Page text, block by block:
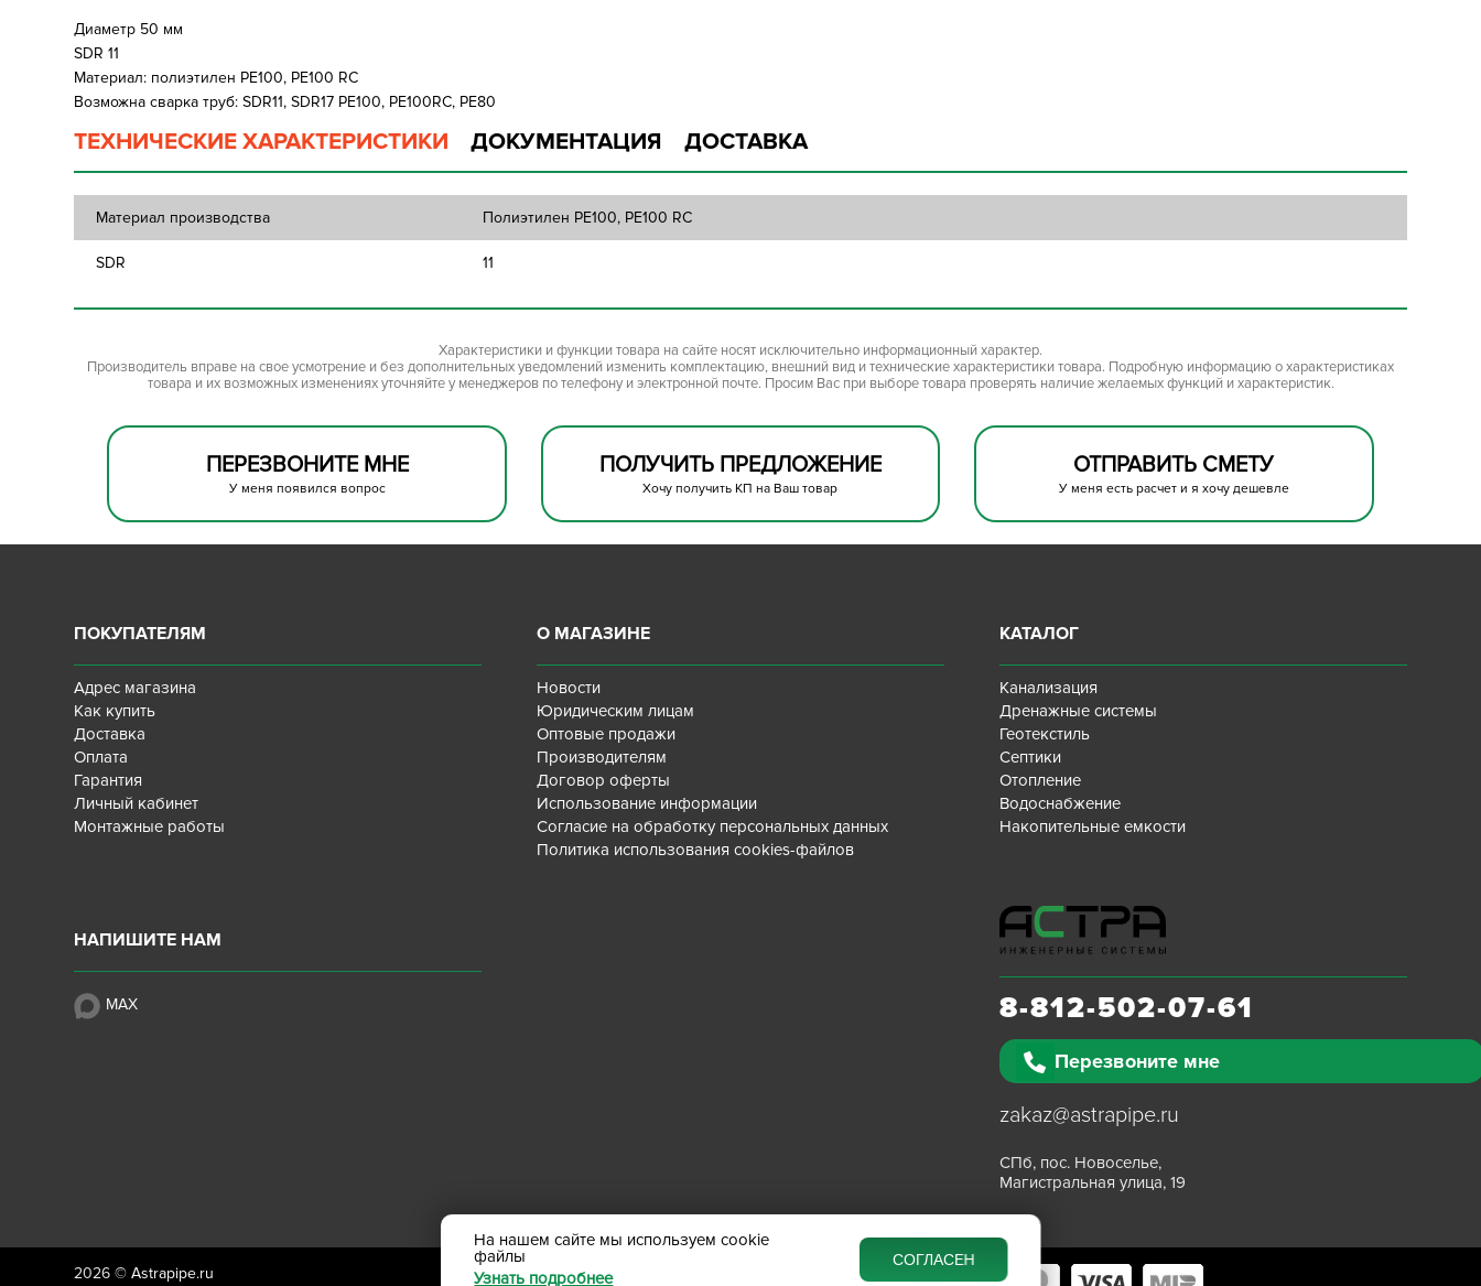
Диаметр 50 мм
SDR 11
Материал: полиэтилен PE100, PE100 RC
Возможна сварка труб: SDR11, SDR17 PE100, PE100RC, PE80
ТЕХНИЧЕСКИЕ ХАРАКТЕРИСТИКИ ДОКУМЕНТАЦИЯ ДОСТАВКА
Материал производства Полиэтилен PE100, PE100 RC
SDR 11
Характеристики и функции товара на сайте носят исключительно информационный характер.
Производитель вправе на свое усмотрение и без дополнительных уведомлений изменить комплектацию, внешний вид и технические характеристики товара. Подробную информацию о характеристиках
товара и их возможных изменениях уточняйте у менеджеров по телефону и электронной почте. Просим Вас при выборе товара проверять наличие желаемых функций и характеристик.
ПЕРЕЗВОНИТЕ МНЕ
У меня появился вопрос
ПОЛУЧИТЬ ПРЕДЛОЖЕНИЕ
Хочу получить КП на Ваш товар
ОТПРАВИТЬ СМЕТУ
У меня есть расчет и я хочу дешевле
8-812-502-07-61
Перезвоните мне
zakaz@astrapipe.ru
СПб, пос. Новоселье,
Магистральная улица, 19
ПОКУПАТЕЛЯМ
Адрес магазина
Как купить
Доставка
Оплата
Гарантия
Личный кабинет
Монтажные работы
О МАГАЗИНЕ
Новости
Юридическим лицам
Оптовые продажи
Производителям
Договор оферты
Использование информации
Согласие на обработку персональных данных
Политика использования cookies-файлов
КАТАЛОГ
Канализация
Дренажные системы
Геотекстиль
Септики
Отопление
Водоснабжение
Накопительные емкости
НАПИШИТЕ НАМ
MAX
2026 ©Astrapipe.ru
На нашем сайте мы используем cookie
файлы
Узнать подробнее
СОГЛАСЕН